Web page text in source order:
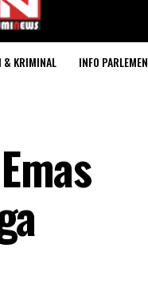
& KRIMINAL INFO PARLEMEN